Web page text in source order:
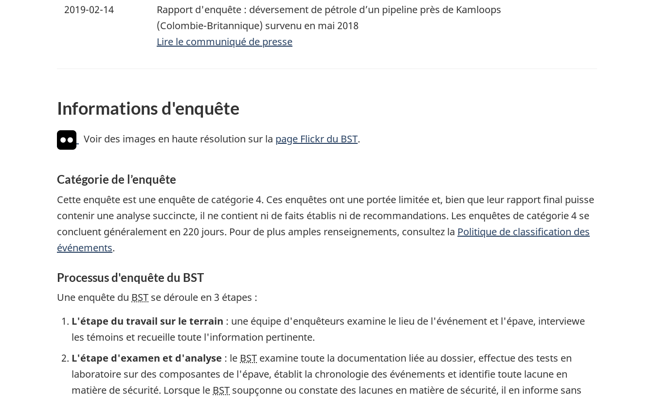
2019-02-14
Rapport d'enquête : déversement de pétrole d’un pipeline près de Kamloops
(Colombie-Britannique) survenu en mai 2018
Lire le communiqué de presse
Informations d'enquête
Voir des images en haute résolution sur la page Flickr du BST.
Catégorie de l’enquête
Cette enquête est une enquête de catégorie 4. Ces enquêtes ont une portée limitée et, bien que leur rapport final puisse
contenir une analyse succincte, il ne contient ni de faits établis ni de recommandations. Les enquêtes de catégorie 4 se
concluent généralement en 220 jours. Pour de plus amples renseignements, consultez la Politique de classification des
événements.
Processus d'enquête du BST
Une enquête du BST se déroule en 3 étapes :
L'étape du travail sur le terrain : une équipe d'enquêteurs examine le lieu de l'événement et l'épave, interviewe
les témoins et recueille toute l'information pertinente.
L'étape d'examen et d'analyse : le BST examine toute la documentation liée au dossier, effectue des tests en
laboratoire sur des composantes de l'épave, établit la chronologie des événements et identifie toute lacune en
matière de sécurité. Lorsque le BST soupçonne ou constate des lacunes en matière de sécurité, il en informe sans